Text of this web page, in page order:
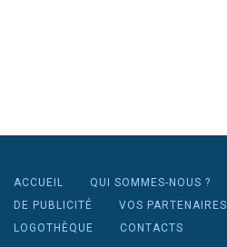
ACCUEIL QUI SOMMES-NOUS ?
DE PUBLICITÉ
VOS PARTENAIRES
LOGOTHÈQUE
CONTACTS